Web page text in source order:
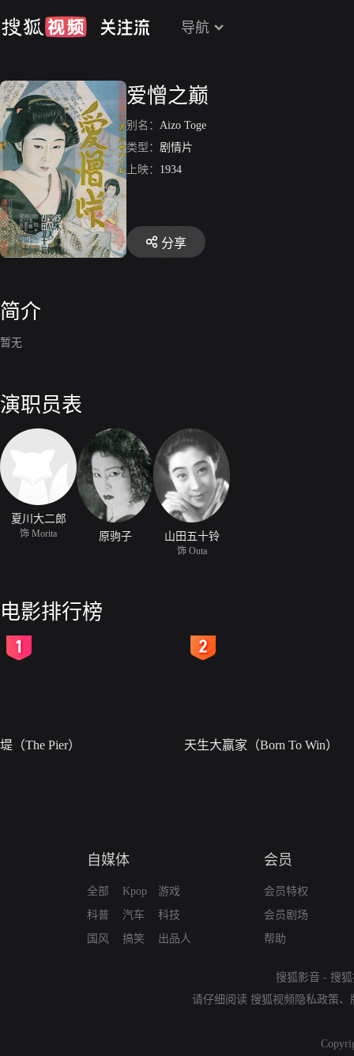
导航
爱憎之巅
别名： Aizo Toge
类型： 剧情片
上映： 1934
分享
简介
暂无
演职员表
夏川大二郎
饰 Morita 原驹子 山田五十铃
饰 Outa
电影排行榜
堤（The Pier） 天生大赢家（Born To Win）
自媒体
全部
科普
国风
Kpop
汽车
搞笑
游戏
科技
出品人
会员
会员特权
会员剧场
帮助
搜狐影音 - 搜
请仔细阅读 搜狐视频隐私政策、